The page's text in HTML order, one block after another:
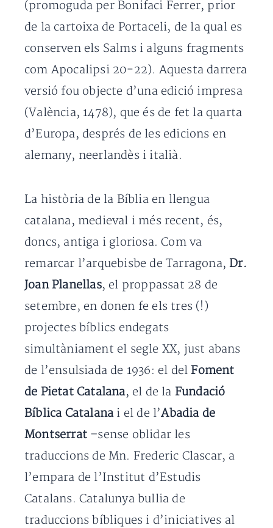
(promoguda per Bonifaci Ferrer, prior
de la cartoixa de Portaceli, de la qual es
conserven els Salms i alguns fragments
com Apocalipsi 20-22). Aquesta darrera
versió fou objecte d’una edició impresa
(València, 1478), que és de fet la quarta
d’Europa, després de les edicions en
alemany, neerlandès i italià.
La història de la Bíblia en llengua
catalana, medieval i més recent, és,
doncs, antiga i gloriosa. Com va
remarcar l’arquebisbe de Tarragona, Dr.
Joan Planellas, el proppassat 28 de
setembre, en donen fe els tres (!)
projectes bíblics endegats
simultàniament el segle XX, just abans
de l’ensulsiada de 1936: el del Foment
de Pietat Catalana, el de la Fundació
Bíblica Catalanai el de l’Abadia de
Montserrat –sense oblidar les
traduccions de Mn. Frederic Clascar, a
l’empara de l’Institut d’Estudis
Catalans. Catalunya bullia de
traduccions bíbliques i d’iniciatives al